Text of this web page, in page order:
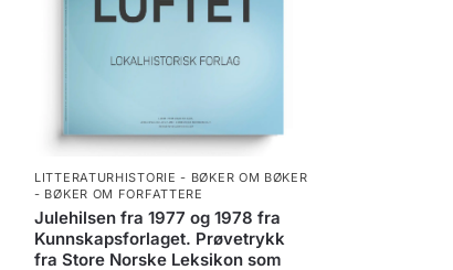
LITTERATURHISTORIE - BØKER OM BØKER
- BØKER OM FORFATTERE
Julehilsen fra 1977 og 1978 fra
Kunnskapsforlaget. Prøvetrykk
fra Store Norske Leksikon som